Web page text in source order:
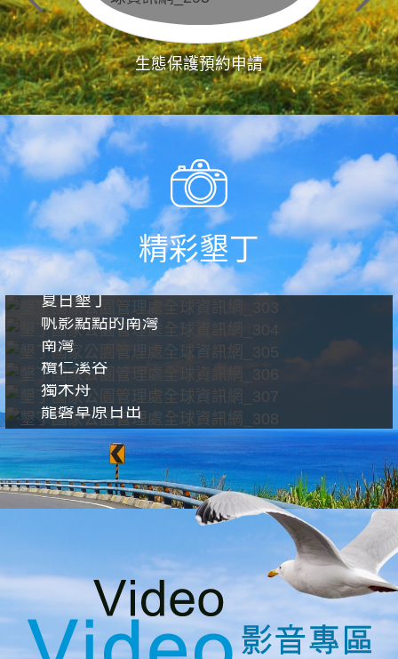
生態保護預約申請
精彩墾丁
夏日墾丁
帆影點點的南灣
南灣
欖仁溪谷
獨木舟
龍磐草原日出